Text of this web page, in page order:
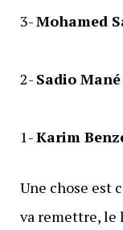
3-Mohamed
2- Sadio Mané
1-Karim
Une chose est
va remettre, le